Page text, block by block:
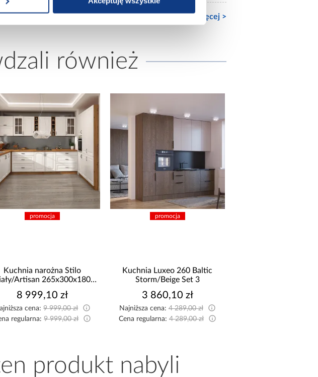
Zobacz więcej >
również
promocja
Kuchnia narożna Stilo
Artisan 265x300x180
8 999,10 zł
cena:9 999,00 zł
regularna:9 999,00 zł
promocja
Kuchnia Luxeo 260 Baltic
Storm/Beige Set 3
3 860,10 zł
Najniższa cena:4 289,00 zł
Cena regularna:4 289,00 zł
produkt nabyli